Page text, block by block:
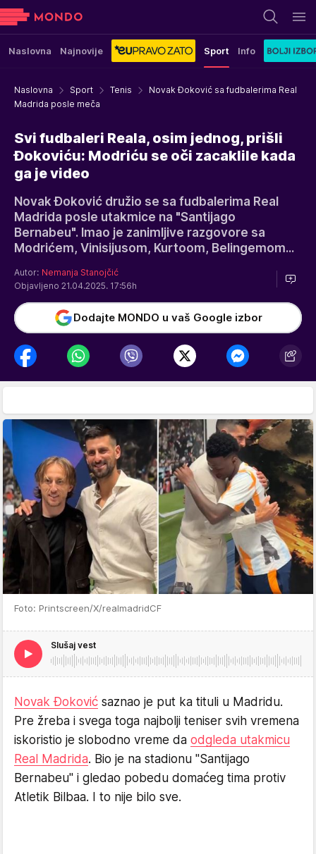
Naslovna Najnovije Sport Info
Naslovna Sport Tenis
Novak Đoković sa fudbalerima Real
Madrida posle meča
Svi fudbaleri Reala, osim jednog, prišli
Đokoviću: Modriću se oči zacaklile kada
ga je video
Novak Đoković družio se sa fudbalerima Real
Madrida posle utakmice na "Santijago
Bernabeu". Imao je zanimljive razgovore sa
Modrićem, Vinisijusom, Kurtoom, Belingemom...
Autor: Nemanja Stanojčić
Objavljeno 21.04.2025. 17:56h
Dodajte MONDO u vaš Google izbor
Foto: Printscreen/X/realmadridCF
Slušaj vest
Novak Đoković saznao je put ka tituli u Madridu.
Pre žreba i svega toga najbolji teniser svih vremena
iskoristio je slobodno vreme da odgleda utakmicu
Real Madrida. Bio je na stadionu "Santijago
Bernabeu" i gledao pobedu domaćeg tima protiv
Atletik Bilbaa. I to nije bilo sve.